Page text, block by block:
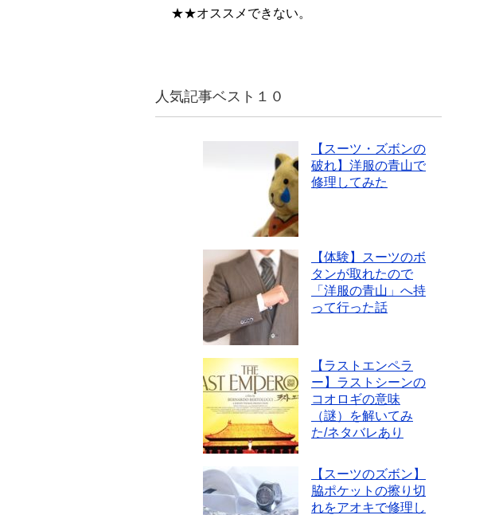
★★オススメできない。
人気記事ベスト１０
【スーツ・ズボンの
破れ】洋服の青山で
修理してみた
【体験】スーツのボ
タンが取れたので
「洋服の青山」へ持
って行った話
【ラストエンペラ
ー】ラストシーンの
コオロギの意味
（謎）を解いてみ
た/ネタバレあり
【スーツのズボン】
脇ポケットの擦り切
れをアオキで修理し